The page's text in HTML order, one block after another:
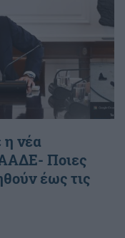
νέα
Ποιες
έως τις